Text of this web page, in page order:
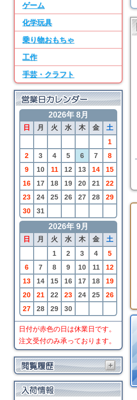
ット
8位
SayWoodwork
SWM-2 ままごとキッ
チン パーツ・水道
9位
BRIO
アニマルファームセッ
ト
10位
BRIO
ゲーム
化学玩具
乗り物おもちゃ
工作
手芸・クラフト
2026年 8月
日 月 火 水 木 金
土
1
2
3 4 5 6 7
8
9
10 11 12 13 14
15
16
17 18 19 20 21
22
23
24 25 26 27 28
29
30
31
2026年 9月
日 月 火 水 木 金
土
1
2 3 4
5
6
7 8 9 10 11
12
13
14 15 16 17 18
19
20
21 22 23 24 25
26
27
28 29 30
日付が赤色の日は休業日です。
注文受付のみ承っております。
+
BRIO
スターターセットバン
ドルパック